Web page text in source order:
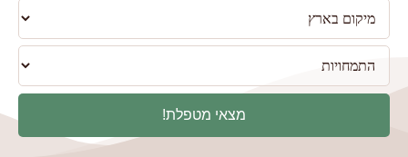
מצאי מטפלת!